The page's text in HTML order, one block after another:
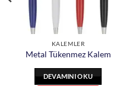
KALEMLER
Metal Tükenmez Kalem
DEVAMINI OKU